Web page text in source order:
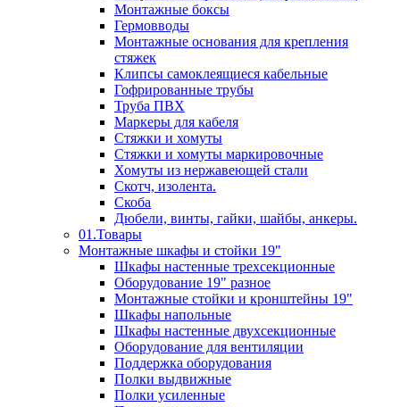
Монтажные боксы
Гермовводы
Монтажные основания для крепления
стяжек
Клипсы самоклеящиеся кабельные
Гофрированные трубы
Труба ПВХ
Маркеры для кабеля
Стяжки и хомуты
Стяжки и хомуты маркировочные
Хомуты из нержавеющей стали
Скотч, изолента.
Скоба
Дюбели, винты, гайки, шайбы, анкеры.
01.Товары
Монтажные шкафы и стойки 19"
Шкафы настенные трехсекционные
Оборудование 19" разное
Монтажные стойки и кронштейны 19"
Шкафы напольные
Шкафы настенные двухсекционные
Оборудование для вентиляции
Поддержка оборудования
Полки выдвижные
Полки усиленные